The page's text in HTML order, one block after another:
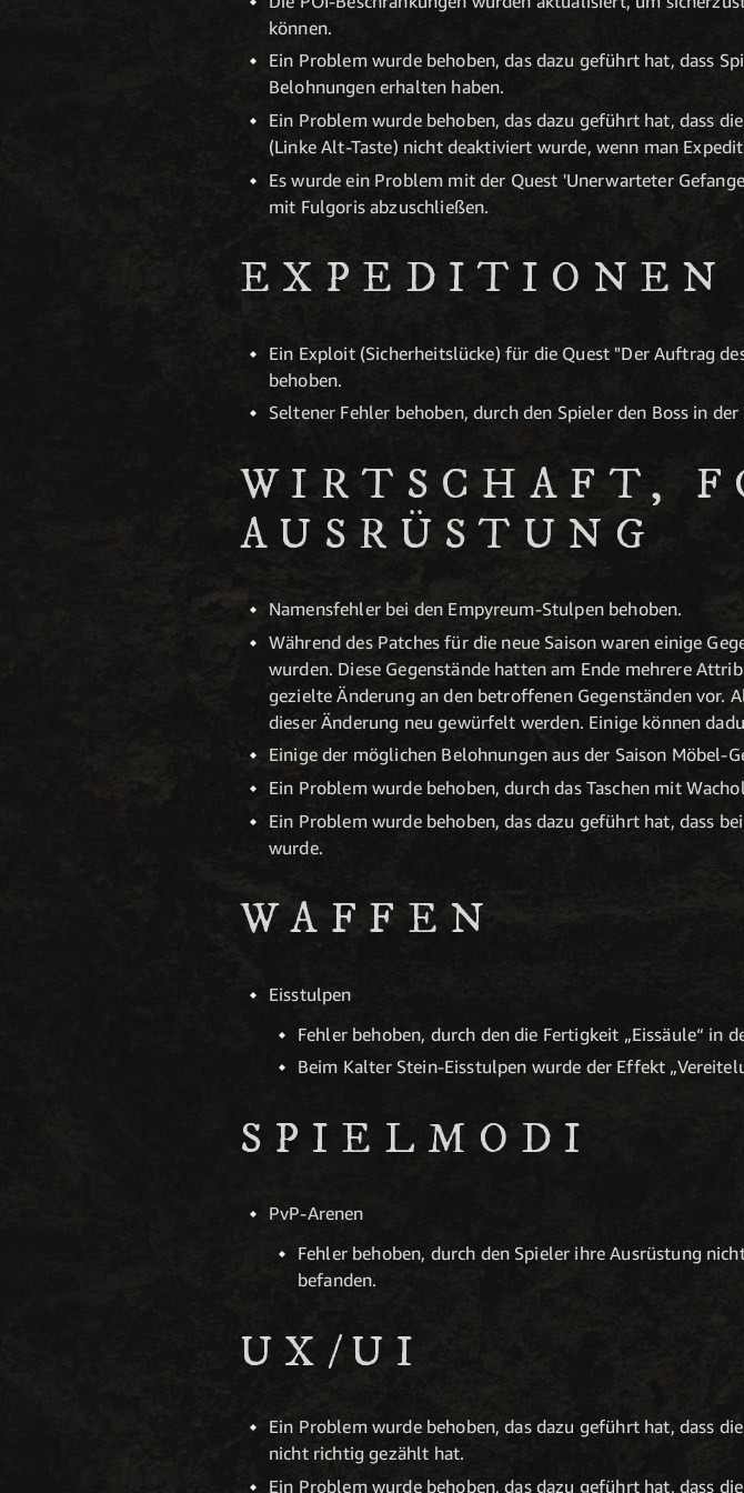
können.
Ein Problem wurde behoben, das dazu geführt hat, dass
Belohnungen erhalten haben.
Ein Problem wurde behoben, das dazu geführt hat, dass
(Linke Alt-Taste) nicht deaktiviert wurde, wenn man
Es wurde ein Problem mit der Quest 'Unerwarteter
mit Fulgoris abzuschließen.
EXPEDITIONEN
Ein Exploit (Sicherheitslücke) für die Quest "Der Auftrag
behoben.
Seltener Fehler behoben, durch den Spieler den Boss in
WIRTSCHAFT,
AUSRÜSTUNG
Namensfehler bei den Empyreum-Stulpen behoben.
Während des Patches für die neue Saison waren einige
wurden. Diese Gegenstände hatten am Ende mehrere
gezielte Änderung an den betroffenen Gegenständen vor.
dieser Änderung neu gewürfelt werden. Einige können
Einige der möglichen Belohnungen aus der Saison Möbel-
Ein Problem wurde behoben, durch das Taschen mit
Ein Problem wurde behoben, das dazu geführt hat, dass
wurde.
WAFFEN
Eisstulpen
Fehler behoben, durch den die Fertigkeit „Eissäule“ in
Beim Kalter Stein-Eisstulpen wurde der Effekt
SPIELMODI
PvP-Arenen
Fehler behoben, durch den Spieler ihre Ausrüstung
befanden.
UX/UI
Ein Problem wurde behoben, das dazu geführt hat, dass
nicht richtig gezählt hat.
Ein Problem wurde behoben, das dazu geführt hat, dass